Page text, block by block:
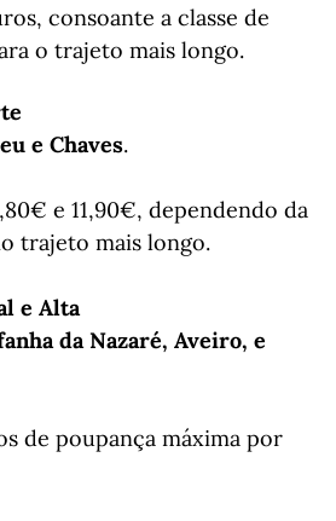
consoante a classe de
o trajeto mais longo.
e Chaves.
e 11,90€, dependendo da
trajeto mais longo.
e Alta
da Nazaré, Aveiro, e
de poupança máxima por